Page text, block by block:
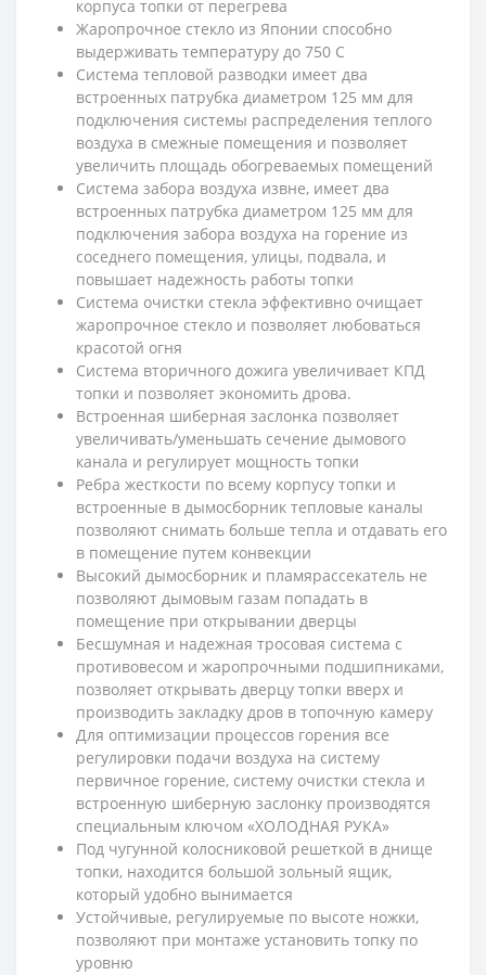
корпуса топки от перегрева
Жаропрочное стекло из Японии способно
выдерживать температуру до 750 С
Система тепловой разводки имеет два
встроенных патрубка диаметром 125 мм для
подключения системы распределения теплого
воздуха в смежные помещения и позволяет
увеличить площадь обогреваемых помещений
Система забора воздуха извне, имеет два
встроенных патрубка диаметром 125 мм для
подключения забора воздуха на горение из
соседнего помещения, улицы, подвала, и
повышает надежность работы топки
Система очистки стекла эффективно очищает
жаропрочное стекло и позволяет любоваться
красотой огня
Система вторичного дожига увеличивает КПД
топки и позволяет экономить дрова.
Встроенная шиберная заслонка позволяет
увеличивать/уменьшать сечение дымового
канала и регулирует мощность топки
Ребра жесткости по всему корпусу топки и
встроенные в дымосборник тепловые каналы
позволяют снимать больше тепла и отдавать его
в помещение путем конвекции
Высокий дымосборник и пламярассекатель не
позволяют дымовым газам попадать в
помещение при открывании дверцы
Бесшумная и надежная тросовая система с
противовесом и жаропрочными подшипниками,
позволяет открывать дверцу топки вверх и
производить закладку дров в топочную камеру
Для оптимизации процессов горения все
регулировки подачи воздуха на систему
первичное горение, систему очистки стекла и
встроенную шиберную заслонку производятся
специальным ключом «ХОЛОДНАЯ РУКА»
Под чугунной колосниковой решеткой в днище
топки, находится большой зольный ящик,
который удобно вынимается
Устойчивые, регулируемые по высоте ножки,
позволяют при монтаже установить топку по
уровню